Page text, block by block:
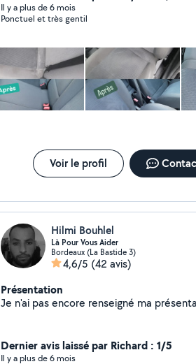
moquette - canapés / fauteuils en textile
tapis de voiture - Matelas Très simple d'utilisation,
Il y a plus de 6 mois
Ponctuel et très gentil
Voir le profil
Hilmi Bouhlel
Là Pour Vous Aider
Bordeaux (La Bastide 3)
4,6/5 (42 avis)
Présentation
Je n'ai pas encore
Dernier avis laissé par Richard : 1/5
Il y a plus de 6 mois